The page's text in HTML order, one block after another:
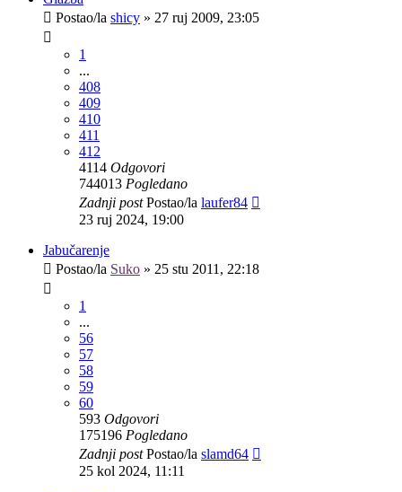
Postao/la shicy » 27 ruj 2009, 23:05
1
...
408
409
410
411
412
4114 Odgovori
744013 Pogledano
Zadnji postPostao/la laufer84
23 ruj 2024, 19:00
Jabučarenje
Postao/la Suko » 25 stu 2011, 22:18
1
...
56
57
58
59
60
593 Odgovori
175196 Pogledano
Zadnji postPostao/la slamd64
25 kol 2024, 11:11